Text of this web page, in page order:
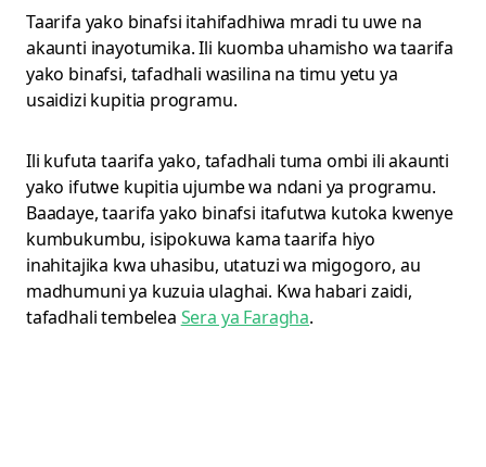
Taarifa yako binafsi itahifadhiwa mradi tu uwe na
akaunti inayotumika. Ili kuomba uhamisho wa taarifa
yako binafsi, tafadhali wasilina na timu yetu ya
usaidizi kupitia programu.
Ili kufuta taarifa yako, tafadhali tuma ombi ili akaunti
yako ifutwe kupitia ujumbe wa ndani ya programu.
Baadaye, taarifa yako binafsi itafutwa kutoka kwenye
kumbukumbu, isipokuwa kama taarifa hiyo
inahitajika kwa uhasibu, utatuzi wa migogoro, au
madhumuni ya kuzuia ulaghai. Kwa habari zaidi,
tafadhali tembelea Sera ya Faragha.